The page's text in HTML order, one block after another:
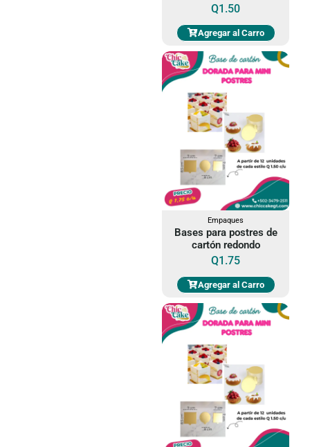
Q1.50
Agregar al Carro
Empaques
Bases para postres de
cartón redondo
Q1.75
Agregar al Carro